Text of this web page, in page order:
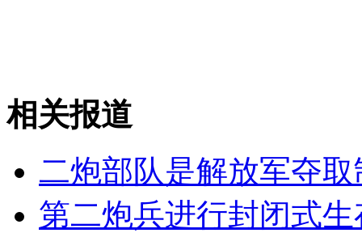
轿车撞人不顾警员鸣枪二次碾压
山西运城恶犬咬伤多人 警民合力深夜将其击毙
相关报道
二炮部队是解放军夺
第二炮兵进行封闭式